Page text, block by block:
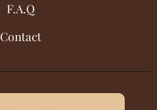
F.A.Q
Contact